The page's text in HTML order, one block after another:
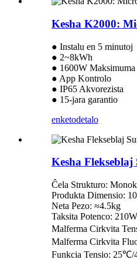
Kesha K2000:
● Instalu en 5 minutoj
● 2~8kWh
● 1600W
● App Kontrolo
● IP65 Akvorezista
● 15-jara garantio
enketodetalo
Kesha
Ĉela Strukturo:
Produkta Dimensio:
Neta Pezo: ≈4.5kg
Taksita Potenco: 210W
Malferma Cirkvita
Malferma Cirkvita
Funkcia Tensio: 25℃/